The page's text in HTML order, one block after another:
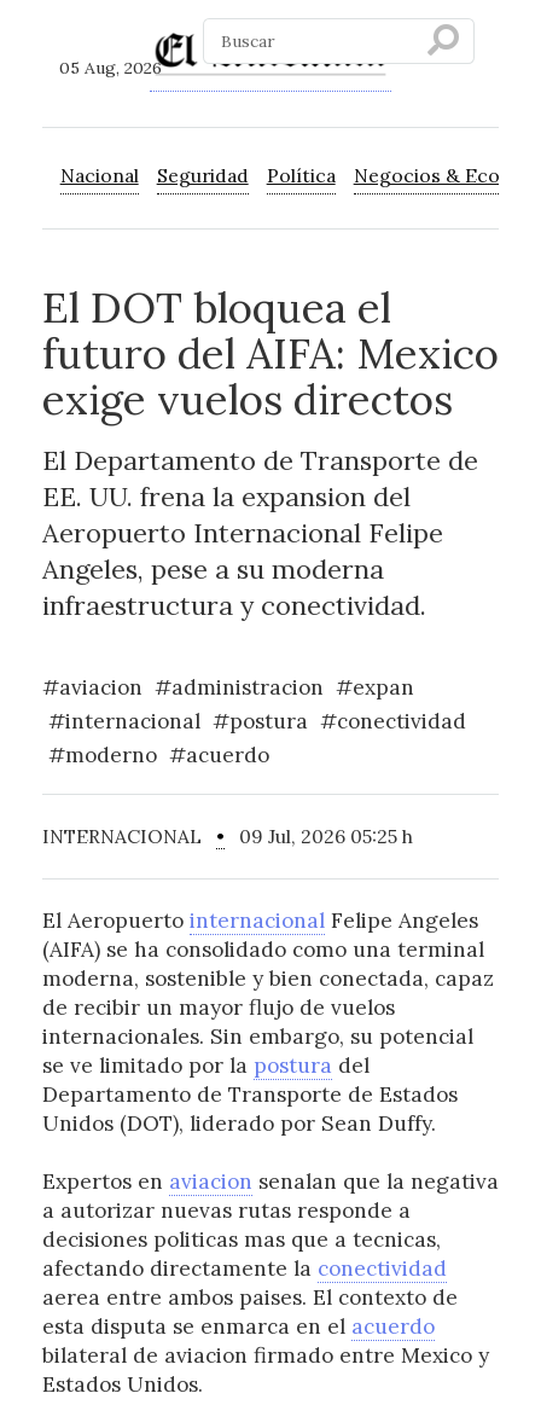
05 Aug, 2026
Nacional Seguridad Política Negocios &
El DOT bloquea el
futuro del AIFA: Mexico
exige vuelos directos
El Departamento de Transporte de
EE. UU. frena la expansion del
Aeropuerto Internacional Felipe
Angeles, pese a su moderna
infraestructura y conectividad.
#aviacion #administracion #expan
#internacional #postura #conectividad
#moderno #acuerdo
INTERNACIONAL • 09 Jul, 2026 05:25 h
El Aeropuerto internacionalFelipe Angeles
(AIFA) se ha consolidado como una terminal
moderna, sostenible y bien conectada, capaz
de recibir un mayor flujo de vuelos
internacionales. Sin embargo, su potencial
se ve limitado por la postura del
Departamento de Transporte de Estados
Unidos (DOT), liderado por Sean Duffy.
Expertos en aviacion senalan que la negativa
a autorizar nuevas rutas responde a
decisiones politicas mas que a tecnicas,
afectando directamente la conectividad
aerea entre ambos paises. El contexto de
esta disputa se enmarca en el acuerdo
bilateral de aviacion firmado entre Mexico y
Estados Unidos.